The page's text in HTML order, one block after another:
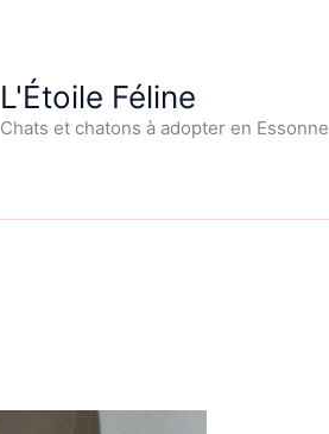
L'Étoile Féline
Chats et chatons à adopter en Essonne